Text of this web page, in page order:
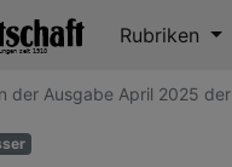
Rubriken
der Ausgabe April 2025